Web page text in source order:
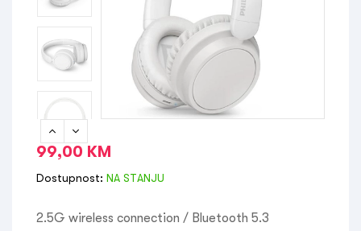
99,00 KM
Dostupnost: NA STANJU
2.5G wireless connection / Bluetooth 5.3